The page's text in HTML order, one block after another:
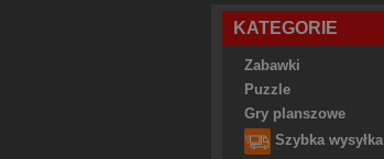
KATEGORIE
Zabawki
Puzzle
Gry planszowe
Szybka wysyłka